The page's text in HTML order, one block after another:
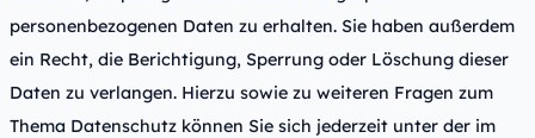
personenbezogenen Daten zu erhalten. Sie haben außerdem
ein Recht, die Berichtigung, Sperrung oder Löschung dieser
Daten zu verlangen. Hierzu sowie zu weiteren Fragen zum
Thema Datenschutz können Sie sich jederzeit unter der im